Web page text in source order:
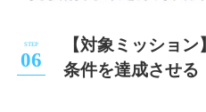
【対象ミッショ
条件を達成させる